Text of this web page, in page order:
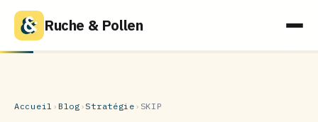
Ruche & Pollen
Accueil › Blog ›Stratégie › SKIP